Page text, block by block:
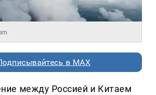
в MAX
между Россией и Китаем